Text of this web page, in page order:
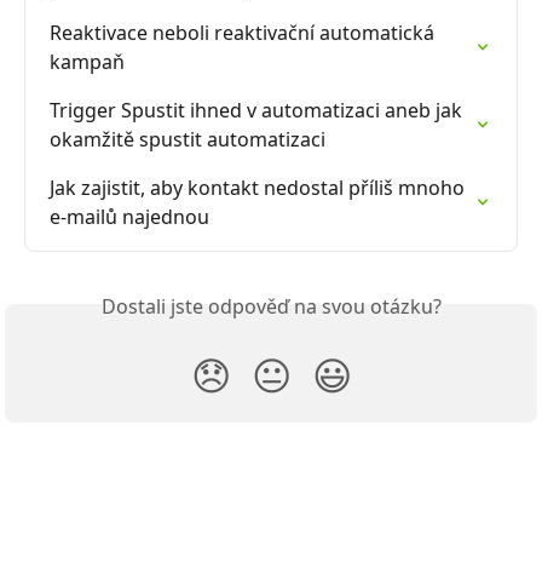
Reaktivace neboli reaktivační automatická
kampaň
Trigger Spustit ihned v automatizaci aneb jak
okamžitě spustit automatizaci
Jak zajistit, aby kontakt nedostal příliš mnoho
e-mailů najednou
Dostali jste odpověď na svou otázku?
😞 😐 😃